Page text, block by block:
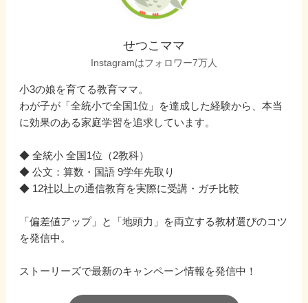
せつこママ
Instagramはフォロワー7万人
小3の娘を育てる教育ママ。
わが子が「全統小で全国1位」を達成した経験から、本当
に効果のある家庭学習を追求しています。
◆ 全統小 全国1位（2教科）
◆ 公文：算数・国語 9学年先取り
◆ 12社以上の通信教育を実際に受講・ガチ比較
「偏差値アップ」と「地頭力」を両立する教材選びのコツ
を発信中。
ストーリーズで最新のキャンペーン情報を発信中！